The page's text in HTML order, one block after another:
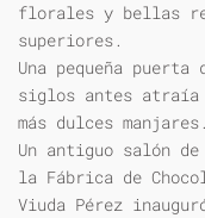
florales y bellas
superiores.
Una pequeña
siglos antes atraía
más dulces manjares.
Un antiguo salón
la Fábrica de
Viuda Pérez